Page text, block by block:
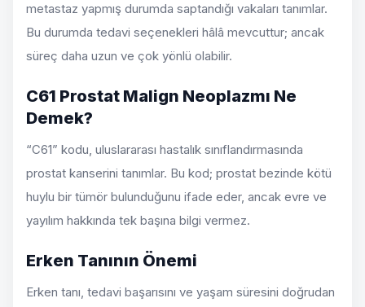
metastaz yapmış durumda saptandığı vakaları tanımlar.
Bu durumda tedavi seçenekleri hâlâ mevcuttur; ancak
süreç daha uzun ve çok yönlü olabilir.
C61 Prostat Malign Neoplazmı Ne
Demek?
“C61” kodu, uluslararası hastalık sınıflandırmasında
prostat kanserini tanımlar. Bu kod; prostat bezinde kötü
huylu bir tümör bulunduğunu ifade eder, ancak evre ve
yayılım hakkında tek başına bilgi vermez.
Erken Tanının Önemi
Erken tanı, tedavi başarısını ve yaşam süresini doğrudan